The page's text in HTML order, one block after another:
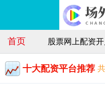
首页 股票网上配资
十大配资平台推荐 共